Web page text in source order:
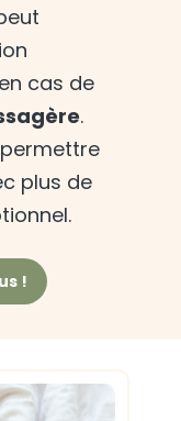
cas de
.
plus de
!